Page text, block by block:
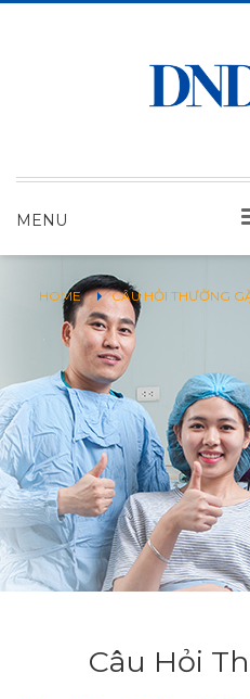
MENU
HOME CÂU HỎI THƯỜNG
Câu Hỏi